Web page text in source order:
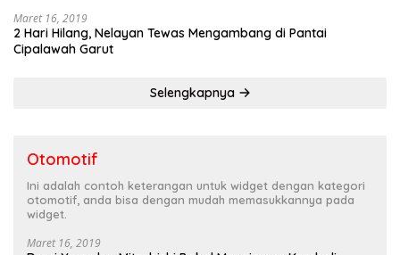
Maret 16, 2019
2 Hari Hilang, Nelayan Tewas Mengambang di Pantai
Cipalawah Garut
Selengkapnya
Otomotif
Ini adalah contoh keterangan untuk widget dengan kategori
otomotif, anda bisa dengan mudah memasukkannya pada
widget.
Maret 16, 2019